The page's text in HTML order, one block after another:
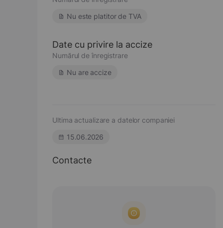
Nu este platitor de TVA
Date cu privire la accize
Numărul de înregistrare
Nu are accize
Ultima actualizare a datelor companiei
15.06.2026
Contacte